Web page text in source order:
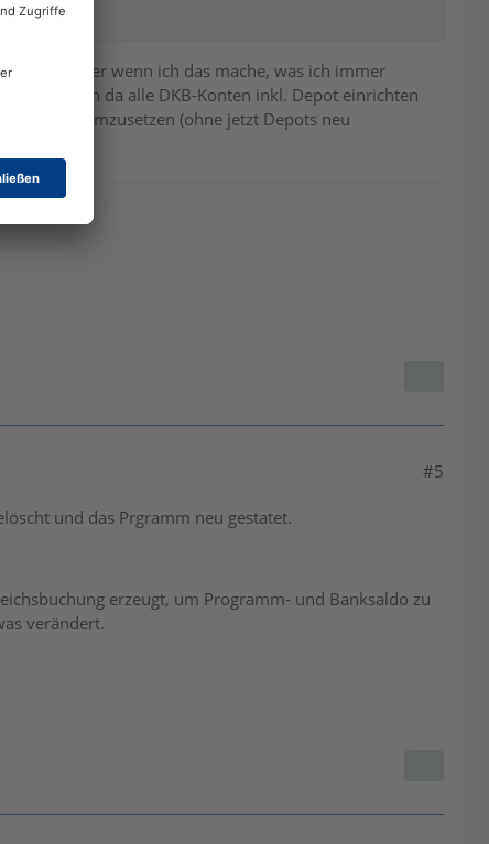
aktuell, aber wenn ich das mache, was ich immer
kann ich da alle DKB-Konten inkl. Depot einrichten
zu umzusetzen (ohne jetzt Depots neu
#5
und das Prgramm neu gestatet.
erzeugt, um Programm- und Banksaldo zu
verändert.